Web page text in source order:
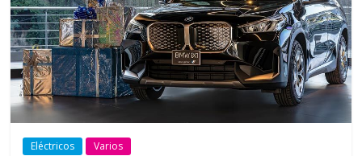
Eléctricos Varios